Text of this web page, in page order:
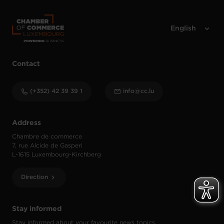
Stay informed
Stay informed about your favourite news topics.
Address
Chambre de commerce
7, rue Alcide de Gasperi
L-1615 Luxembourg-Kirchberg
Direction
Contact
(+352) 42 39 39 1 info@cc.lu